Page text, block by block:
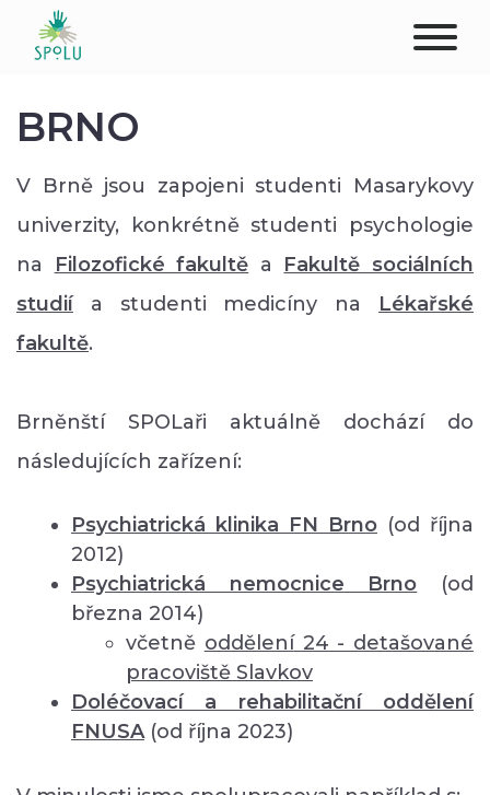
PODPOŘTE NÁS
PŮSOBIŠTĚ
BRNO
V Brně jsou zapojeni studenti Masarykovy
univerzity, konkrétně studenti psychologie
na
Filozofické fakultě a Fakultě sociálních
studií
a studenti medicíny na
Lékařské
fakultě.
Brněnští SPOLaři aktuálně dochází do
následujících zařízení:
Psychiatrická klinika FN Brno (od října
2012)
Psychiatrická nemocnice Brno
(od
března 2014)
včetně oddělení24 - detašované
pracoviště Slavkov
Doléčovací a rehabilitační oddělení
FNUSA (od října 2023)